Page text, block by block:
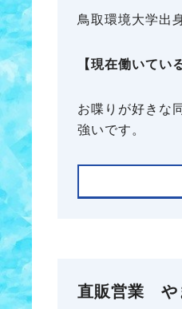
鳥取環境大学出
【現在働いてい
お喋りが好きな
強いです。
直販営業 や